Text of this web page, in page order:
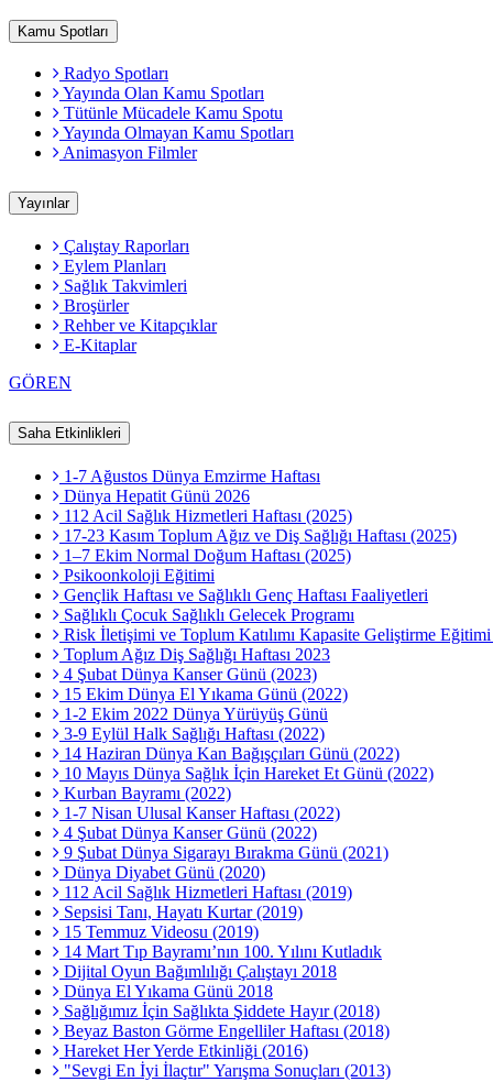
Kamu Spotları
Radyo Spotları
Yayında Olan Kamu Spotları
Tütünle Mücadele Kamu Spotu
Yayında Olmayan Kamu Spotları
Animasyon Filmler
Yayınlar
Çalıştay Raporları
Eylem Planları
Sağlık Takvimleri
Broşürler
Rehber ve Kitapçıklar
E-Kitaplar
GÖREN
Saha Etkinlikleri
1-7 Ağustos Dünya Emzirme Haftası
Dünya Hepatit Günü 2026
112 Acil Sağlık Hizmetleri Haftası (2025)
17-23 Kasım Toplum Ağız ve Diş Sağlığı Haftası (2025)
1–7 Ekim Normal Doğum Haftası (2025)
Psikoonkoloji Eğitimi
Gençlik Haftası ve Sağlıklı Genç Haftası Faaliyetleri
Sağlıklı Çocuk Sağlıklı Gelecek Programı
Risk İletişimi ve Toplum Katılımı Kapasite Geliştirme
Toplum Ağız Diş Sağlığı Haftası 2023
4 Şubat Dünya Kanser Günü (2023)
15 Ekim Dünya El Yıkama Günü (2022)
1-2 Ekim 2022 Dünya Yürüyüş Günü
3-9 Eylül Halk Sağlığı Haftası (2022)
14 Haziran Dünya Kan Bağışçıları Günü (2022)
10 Mayıs Dünya Sağlık İçin Hareket Et Günü (2022)
Kurban Bayramı (2022)
1-7 Nisan Ulusal Kanser Haftası (2022)
4 Şubat Dünya Kanser Günü (2022)
9 Şubat Dünya Sigarayı Bırakma Günü (2021)
Dünya Diyabet Günü (2020)
112 Acil Sağlık Hizmetleri Haftası (2019)
Sepsisi Tanı, Hayatı Kurtar (2019)
15 Temmuz Videosu (2019)
14 Mart Tıp Bayramı’nın 100. Yılını Kutladık
Dijital Oyun Bağımlılığı Çalıştayı 2018
Dünya El Yıkama Günü 2018
Sağlığımız İçin Sağlıkta Şiddete Hayır (2018)
Beyaz Baston Görme Engelliler Haftası (2018)
Hareket Her Yerde Etkinliği (2016)
"Sevgi En İyi İlaçtır" Yarışma Sonuçları (2013)